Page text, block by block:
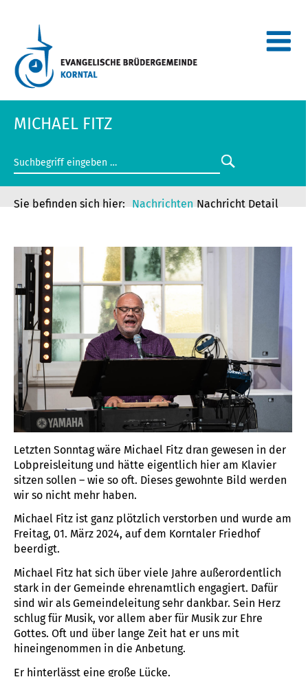
MICHAEL FITZ
Nachrichten Nachricht Detail
Letzten Sonntag wäre Michael Fitz dran gewesen in der
Lobpreisleitung und hätte eigentlich hier am Klavier
sitzen sollen – wie so oft. Dieses gewohnte Bild werden
wir so nicht mehr haben.
Michael Fitz ist ganz plötzlich verstorben und wurde am
Freitag, 01. März 2024, auf dem Korntaler Friedhof
beerdigt.
Michael Fitz hat sich über viele Jahre außerordentlich
stark in der Gemeinde ehrenamtlich engagiert. Dafür
sind wir als Gemeindeleitung sehr dankbar. Sein Herz
schlug für Musik, vor allem aber für Musik zur Ehre
Gottes. Oft und über lange Zeit hat er uns mit
hineingenommen in die Anbetung.
Er hinterlässt eine große Lücke.